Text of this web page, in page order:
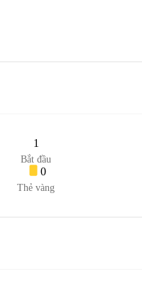
1
Bắt đầu
0
Thẻ vàng